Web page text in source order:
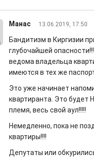
Манас 13.06.2019, 17:50
Бандитизм в Киргизии
глубочайшей
ведома владельца
имеются в тех же
Это уже начинает
квартиранта. Это
племя, весь свой аул!!!!!
Немедленно, пока не
квартиры!!!!
Депутаты или